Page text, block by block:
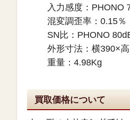
入力感度：PHONO
混変調歪率：0.15％
SN比：PHONO
外形寸法：横390×
重量：4.98Kg
買取価格について